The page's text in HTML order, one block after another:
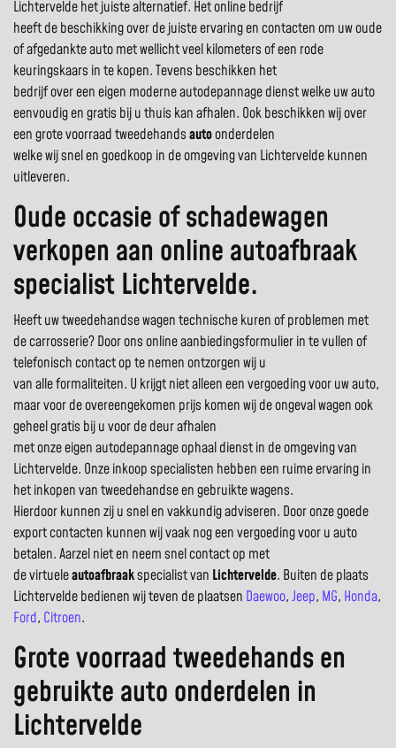
Lichtervelde het juiste alternatief. Het online bedrijf
heeft de beschikking over de juiste ervaring en contacten om uw oude
of afgedankte auto met wellicht veel kilometers of een rode
keuringskaars in te kopen. Tevens beschikken het
bedrijf over een eigen moderne autodepannage dienst welke uw auto
eenvoudig en gratis bij u thuis kan afhalen. Ook beschikken wij over
een grote voorraad tweedehandsautoonderdelen
welke wij snel en goedkoop in de omgeving van Lichtervelde kunnen
uitleveren.
Oude occasie of schadewagen
verkopen aan online autoafbraak
specialist Lichtervelde.
Heeft uw tweedehandse wagen technische kuren of problemen met
de carrosserie? Door ons online aanbiedingsformulier in te vullen of
telefonisch contact op te nemen ontzorgen wij u
van alle formaliteiten. U krijgt niet alleen een vergoeding voor uw auto,
maar voor de overeengekomen prijs komen wij de ongeval wagen ook
geheel gratis bij u voor de deur afhalen
met onze eigen autodepannage ophaal dienst in de omgeving van
Lichtervelde. Onze inkoop specialisten hebben een ruime ervaring in
het inkopen van tweedehandse en gebruikte wagens.
Hierdoor kunnen zij u snel en vakkundig adviseren. Door onze goede
export contacten kunnen wij vaak nog een vergoeding voor u auto
betalen. Aarzel niet en neem snel contact op met
de virtueleautoafbraakspecialist van Lichtervelde. Buiten de plaats
Lichtervelde bedienen wij teven de plaatsen Daewoo,Jeep, MG, Honda,
Ford, Citroen.
Grote voorraad tweedehands en
gebruikte auto onderdelen in
Lichtervelde